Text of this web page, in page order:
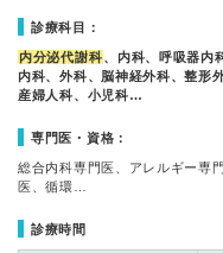
診療科目：
内分泌代謝科、内科、呼吸器内
内科、外科、脳神経外科、整形
産婦人科、小児科…
専門医・資格：
総合内科専門医、アレルギー専
医、循環…
診療時間